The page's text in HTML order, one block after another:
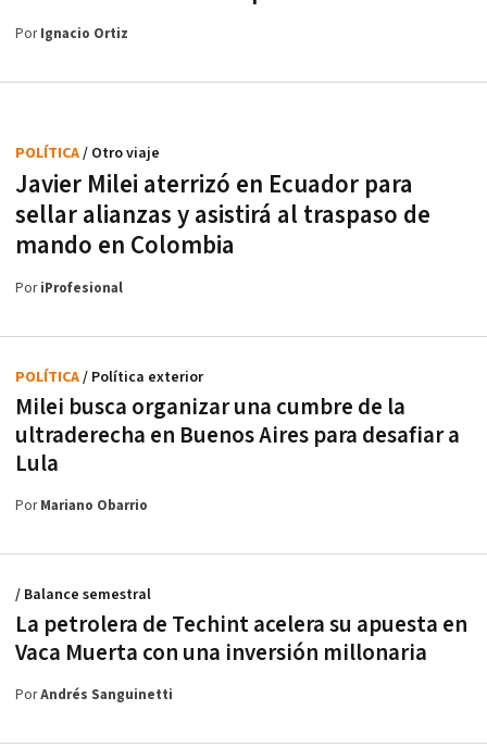
PorIgnacio Ortiz
Javier Milei aterrizó en Ecuador para
sellar alianzas y asistirá al traspaso de
mando en Colombia
POLÍTICA/ Otro viaje
PoriProfesional
Milei busca organizar una cumbre de la
ultraderecha en Buenos Aires para desafiar a
Lula
POLÍTICA/ Política exterior
PorMariano Obarrio
La petrolera de Techint acelera su apuesta en
Vaca Muerta con una inversión millonaria
/ Balance semestral
PorAndrés Sanguinetti